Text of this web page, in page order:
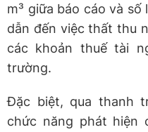
m³ giữa báo cáo và
dẫn đến việc thất thu
các khoản thuế tài
trường.
Đặc biệt, qua thanh
chức năng phát hiện